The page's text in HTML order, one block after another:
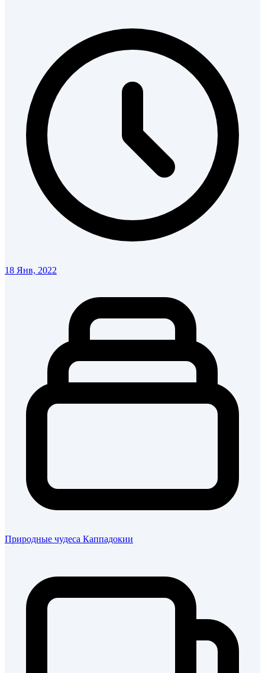
18 Янв, 2022
Природные чудеса Каппадокии